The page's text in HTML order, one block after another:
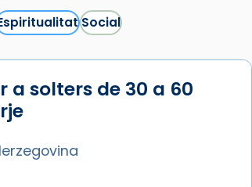
Social
a solters de 30 a 60